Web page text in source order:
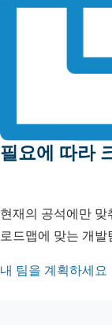
필요에 따라
현재의 공석에만
로드맵에 맞는 개
내 팀을 계획하세요